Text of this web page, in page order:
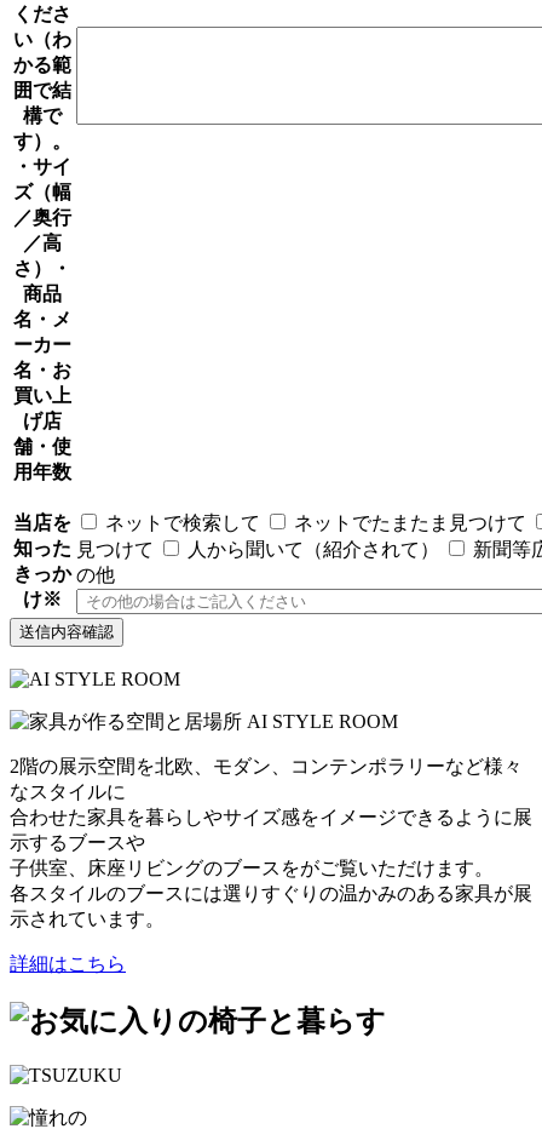
くださ
い（わ
かる範
囲で結
構で
す）。
・サイ
ズ（幅
／奥行
／高
さ）・
商品
名・メ
ーカー
名・お
買い上
げ店
舗・使
用年数
当店を
知った
きっか
け※
ネットで検索して
ネットでたまたま見つけて
見つけて
人から聞いて（紹介されて）
新聞等
の他
2階の展示空間を北欧、モダン、コンテンポラリーなど様々
なスタイルに
合わせた家具を暮らしやサイズ感をイメージできるように展
示するブースや
子供室、床座リビングのブースをがご覧いただけます。
各スタイルのブースには選りすぐりの温かみのある家具が展
示されています。
詳細はこちら